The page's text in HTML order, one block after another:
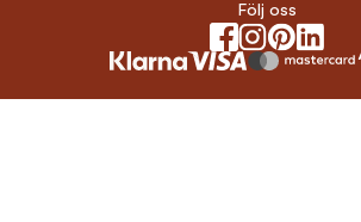
Följ oss